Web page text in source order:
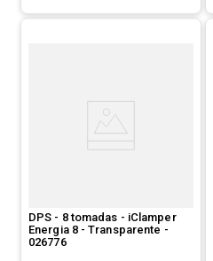
DPS - 8 tomadas - iClamper
Energia 8 - Transparente -
026776